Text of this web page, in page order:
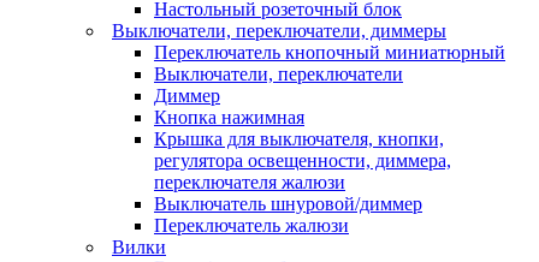
Настольный розеточный блок
Выключатели, переключатели, диммеры
Переключатель кнопочный миниатюрный
Выключатели, переключатели
Диммер
Кнопка нажимная
Крышка для выключателя, кнопки,
регулятора освещенности, диммера,
переключателя жалюзи
Выключатель шнуровой/диммер
Переключатель жалюзи
Вилки